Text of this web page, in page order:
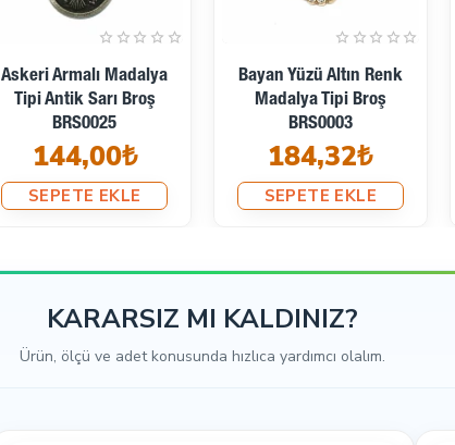
Çiçek Demeti Fiyonk Tipi
Gümüş Renk Broş
BRS0020
139,39₺
SEPETE EKLE
Çift Taşlı Şık Altın Renk
Metal Broş BRS0027
167,04₺
SEPETE EKLE
KARARSIZ MI KALDINIZ?
Ürün, ölçü ve adet konusunda hızlıca yardımcı olalım.